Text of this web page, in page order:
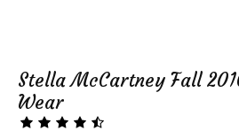
Stella McCartney Fall
Wear